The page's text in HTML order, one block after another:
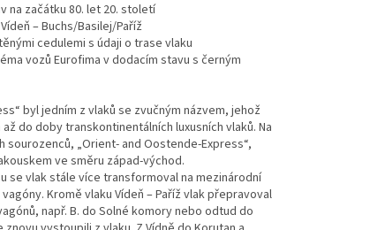
na začátku 80. let 20. století
– Buchs/Basilej/Paříž
cedulemi s údaji o trase vlaku
vozů Eurofima v dodacím stavu s černým
byl jedním z vlaků se zvučným názvem, jehož
do doby transkontinentálních luxusních vlaků. Na
sourozenců, „Orient- and Oostende-Express“,
ve směru západ-východ.
se vlak stále více transformoval na mezinárodní
Kromě vlaku Vídeň – Paříž vlak přepravoval
např. B. do Solné komory nebo odtud do